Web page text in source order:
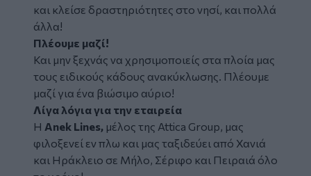
και κλείσε δραστηριότητες στο νησί, και πολλά
άλλα!
Πλέουμε μαζί!
Και μην ξεχνάς να χρησιμοποιείς στα πλοία μας
τους ειδικούς κάδους ανακύκλωσης. Πλέουμε
μαζί για ένα βιώσιμο αύριο!
Λίγα λόγια για την εταιρεία
Η Anek Lines, μέλος της Attica Group, μας
φιλοξενεί εν πλω και μας ταξιδεύει από Χανιά
και Ηράκλειο σε Μήλο, Σέριφο και Πειραιά όλο